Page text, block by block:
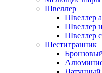
Швеллер
Швеллер
Швеллер
Швеллер
Шестигранник